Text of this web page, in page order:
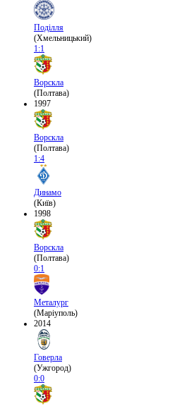
Поділля
(Хмельницький)
1:1
Ворскла
(Полтава)
1997
Ворскла
(Полтава)
1:4
Динамо
(Київ)
1998
Ворскла
(Полтава)
0:1
Металург
(Маріуполь)
2014
Говерла
(Ужгород)
0:0